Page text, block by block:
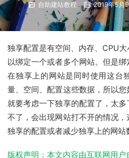
自助建站教程 2019年5月
独享配置是有空间、内存、CPU
以绑定一个或者多个网站。但是
在独享上的网站是同时使用这台
量、空间、配置这些数据，所以
就要考虑一下独享的配置了，太
不了，会出现网站打不开的情况
独享的配置或者减少独享上的网站
版权声明：本文内容由互联网用